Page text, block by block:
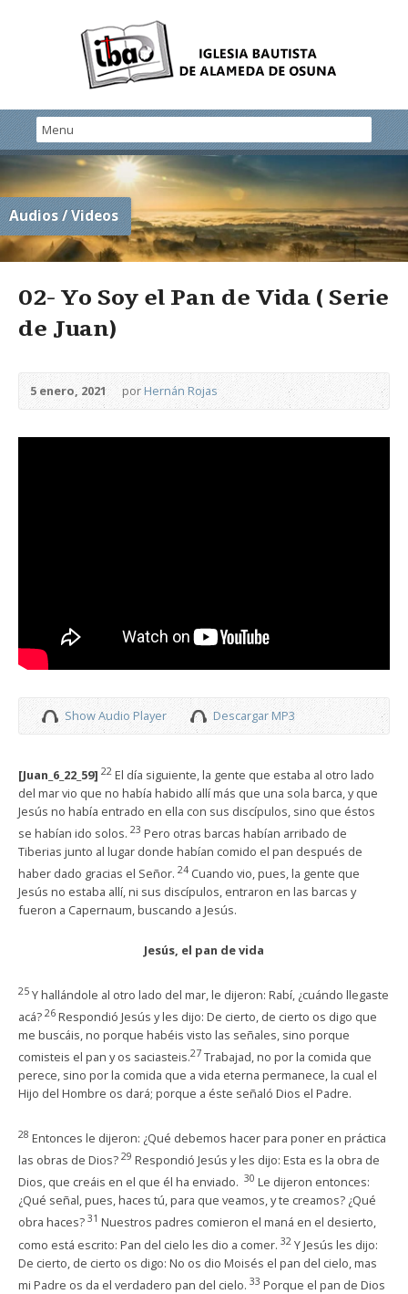
Audios / Videos
02- Yo Soy el Pan de Vida ( Serie
de Juan)
5 enero, 2021 porHernán Rojas
Show Audio Player Descargar MP3
[Juan_6_22_59] 22 El día siguiente, la gente que estaba al otro lado
del mar vio que no había habido allí más que una sola barca, y que
Jesús no había entrado en ella con sus discípulos, sino que éstos
se habían ido solos. 23 Pero otras barcas habían arribado de
Tiberias junto al lugar donde habían comido el pan después de
haber dado gracias el Señor. 24 Cuando vio, pues, la gente que
Jesús no estaba allí, ni sus discípulos, entraron en las barcas y
fueron a Capernaum, buscando a Jesús.
Jesús, el pan de vida
25 Y hallándole al otro lado del mar, le dijeron: Rabí, ¿cuándo llegaste
acá? 26 Respondió Jesús y les dijo: De cierto, de cierto os digo que
me buscáis, no porque habéis visto las señales, sino porque
comisteis el pan y os saciasteis.27 Trabajad, no por la comida que
perece, sino por la comida que a vida eterna permanece, la cual el
Hijo del Hombre os dará; porque a éste señaló Dios el Padre.
28 Entonces le dijeron: ¿Qué debemos hacer para poner en práctica
las obras de Dios? 29 Respondió Jesús y les dijo: Esta es la obra de
Dios, que creáis en el que él ha enviado. 30 Le dijeron entonces:
¿Qué señal, pues, haces tú, para que veamos, y te creamos? ¿Qué
obra haces? 31 Nuestros padres comieron el maná en el desierto,
como está escrito: Pan del cielo les dio a comer. 32 Y Jesús les dijo:
De cierto, de cierto os digo: No os dio Moisés el pan del cielo, mas
mi Padre os da el verdadero pan del cielo. 33 Porque el pan de Dios